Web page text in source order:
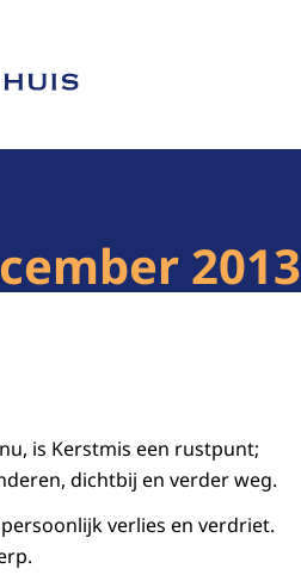
2013
is Kerstmis een rustpunt;
dichtbij en verder weg.
verlies en verdriet.